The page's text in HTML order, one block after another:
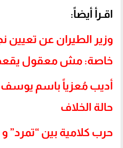
اقـرأ أيضاً:
وزير الطيران عن تعيين
خاصة: مش معقول
أديب مُعزياً باسم
حالة الخلاف
حرب كلامية بين “تمرد” و